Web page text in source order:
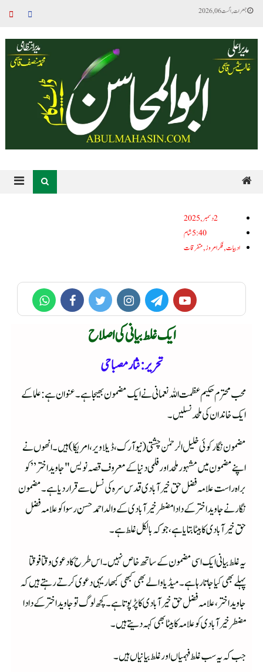
جمعرات, اگست 06, 2026
2دسمبر, 2025
5:40 شام
ادبیات,فکر امروز,متفرقات
ایک غلط بیانی کی اصلاح
تحریر : نثار مصباحی
محب محترم حکیم عظمت اللہ نعمانی نے ایک مضمون بھیجا ہے۔ عنوان ہے: علما کے
ایک خاندان کی ملحد نسلیں۔
مضمون نگار کوئی خلیل الرحمٰن چشتی (نیو آرک، ڈیلاویر، امریکا) ہیں۔ انھوں نے
اپنے مضمون میں مشہور ملحد اور فلمی دنیا کے معروف قصہ نویس "جاوید اختر” کو
براہ راست علامہ فضل حق خیرآبادی قدس سرہ کی نسل سے قرار دیا ہے۔ مضمون
نگار نے جاوید اختر کے دادا مضطر خیرآبادی کے والد احمد حسن رسوا کو علامہ فضل
حق خیرآبادی کا بیٹا بتایا ہے، جو کہ بالکل غلط ہے۔
یہ غلط بیانی ایک اسی مضمون کے ساتھ خاص نہیں۔ اس طرح کا دعوی وقتا فوقتا
پہلے بھی کیا جاتا رہا ہے۔ میڈیا والے بھی کبھی کبھار یہی دعوی کرتے رہتے ہیں کہ
جاوید اختر، علامہ فضل حق خیرآبادی کا پڑ پوتا ہے۔ کچھ لوگ تو جاوید اختر کے دادا
مضطر خیرآبادی کو علامہ کا بیٹا بھی کہہ دیتے ہیں۔
جب کہ یہ سب غلط فہمیاں اور غلط بیانیاں ہیں۔